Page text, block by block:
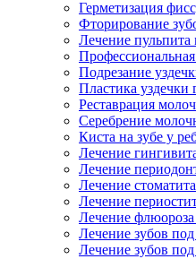
Герметизация
Фторирование
Лечение
Подрезание
Пластика уздечки
Реставрация
Серебрение
Киста на зубе у
Лечение
Лечение
Лечение
Лечение
Лечение флюороза
Лечение зубов
Лечение зубов